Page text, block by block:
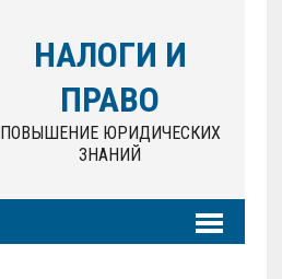
НАЛОГИ И
ПРАВО
ПОВЫШЕНИЕ ЮРИДИЧЕСКИХ
ЗНАНИЙ